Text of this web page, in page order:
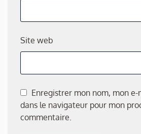
Site web
Enregistrer mon nom, mon
dans le navigateur pour mon
commentaire.